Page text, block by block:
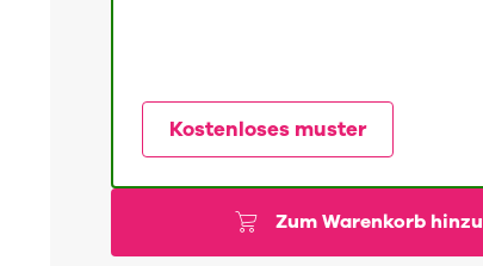
Kostenloses muster
Zum Warenkorb